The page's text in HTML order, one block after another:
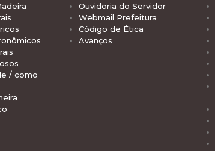
/ como
Ouvidoria do Servidor
Webmail Prefeitura
Código de Ética
Avanços